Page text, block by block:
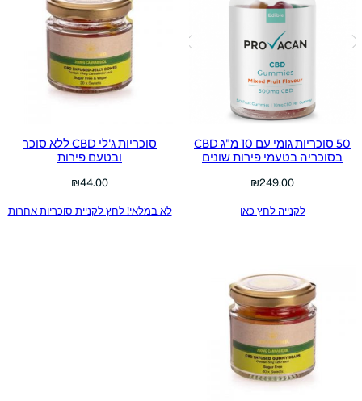
50 סוכריות גומי עם 10 מ"ג CBD
בסוכריה בטעמי פירות שונים
₪249.00
לקנייה לחץ כאן
סוכריות ג'לי CBD ללא סוכר
ובטעם פירות
₪44.00
לא במלאי! לחץ לקניית סוכריות אחרות